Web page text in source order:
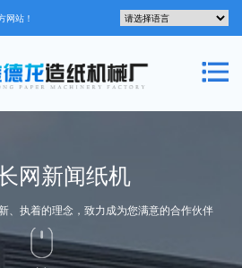
网站！
网新闻纸机
、执着的理念，致力成为您满意的合作伙伴